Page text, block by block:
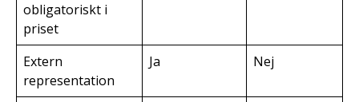
obligatoriskt i
priset
Extern
representation
Ja Nej